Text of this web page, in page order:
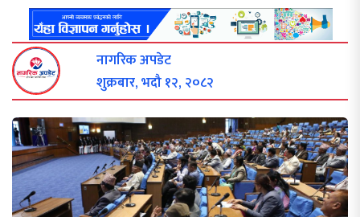
नागरिक अपडेट
शुक्रबार, भदौ १२, २०८२